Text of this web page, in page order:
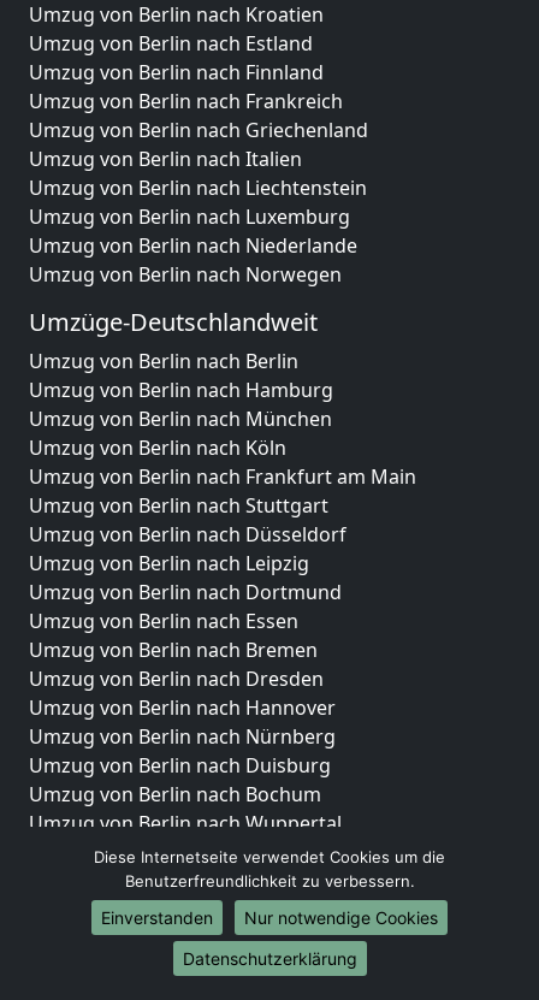
Umzug von Berlin nach Kroatien
Umzug von Berlin nach Estland
Umzug von Berlin nach Finnland
Umzug von Berlin nach Frankreich
Umzug von Berlin nach Griechenland
Umzug von Berlin nach Italien
Umzug von Berlin nach Liechtenstein
Umzug von Berlin nach Luxemburg
Umzug von Berlin nach Niederlande
Umzug von Berlin nach Norwegen
Umzüge-Deutschlandweit
Umzug von Berlin nach Berlin
Umzug von Berlin nach Hamburg
Umzug von Berlin nach München
Umzug von Berlin nach Köln
Umzug von Berlin nach Frankfurt am Main
Umzug von Berlin nach Stuttgart
Umzug von Berlin nach Düsseldorf
Umzug von Berlin nach Leipzig
Umzug von Berlin nach Dortmund
Umzug von Berlin nach Essen
Umzug von Berlin nach Bremen
Umzug von Berlin nach Dresden
Umzug von Berlin nach Hannover
Umzug von Berlin nach Nürnberg
Umzug von Berlin nach Duisburg
Umzug von Berlin nach Bochum
Umzug von Berlin nach Wuppertal
Umzug von Berlin nach Bielefeld
Umzug von Berlin nach Bonn
Umzug von Berlin nach Münster
Internationale-Umzüge
Diese Internetseite verwendet Cookies um die
Benutzerfreundlichkeit zu verbessern.
Einverstanden
Nur notwendige Cookies
Datenschutzerklärung